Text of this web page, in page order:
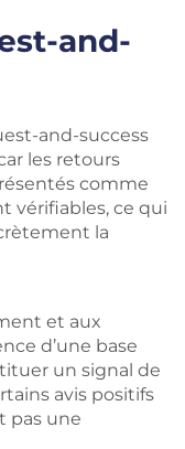
and-
and-success
les retours
comme
vérifiables, ce qui
la
et aux
d’une base
un signal de
avis positifs
pas une